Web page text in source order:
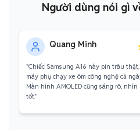
Người dùng nói gì
Quang Minh
"Chiếc Samsung A16 này pin trâu
máy phụ chạy xe ôm công nghệ cả
Màn hình AMOLED cũng sáng rõ, nhìn
tốt."